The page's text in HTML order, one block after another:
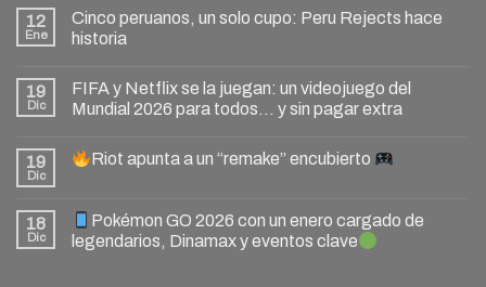
12
Ene
Cinco peruanos, un solo cupo: Peru Rejects hace
historia
19
Dic
FIFA y Netflix se la juegan: un videojuego del
Mundial 2026 para todos… y sin pagar extra
19
Dic
Riot apunta a un “remake” encubierto
18
Dic
Pokémon GO 2026 con un enero cargado de
legendarios, Dinamax y eventos clave